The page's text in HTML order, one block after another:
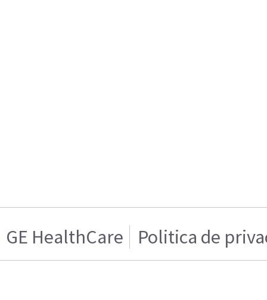
GE HealthCare Politica de